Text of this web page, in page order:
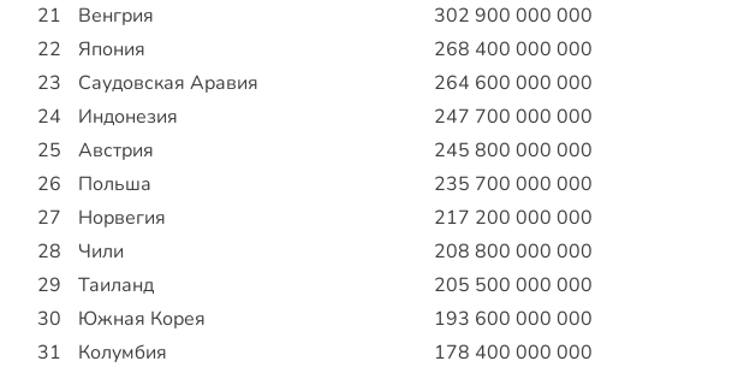
21
Венгрия 302 900 000 000
22
Япония 268 400 000 000
23
Саудовская Аравия 264 600 000 000
24
Индонезия 247 700 000 000
25
Австрия 245 800 000 000
26
Польша 235 700 000 000
27
Норвегия 217 200 000 000
28
Чили 208 800 000 000
29
Таиланд 205 500 000 000
30
Южная Корея 193 600 000 000
31
Колумбия 178 400 000 000